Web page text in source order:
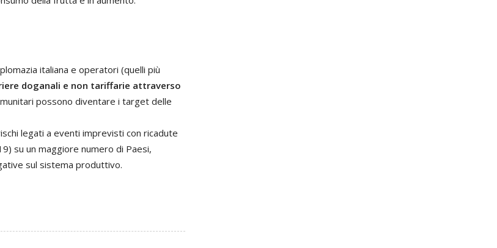
italiana e operatori (quelli più
doganali e non tariffarie attraverso
possono diventare i target delle
legati a eventi imprevisti con ricadute
su un maggiore numero di Paesi,
sul sistema produttivo.